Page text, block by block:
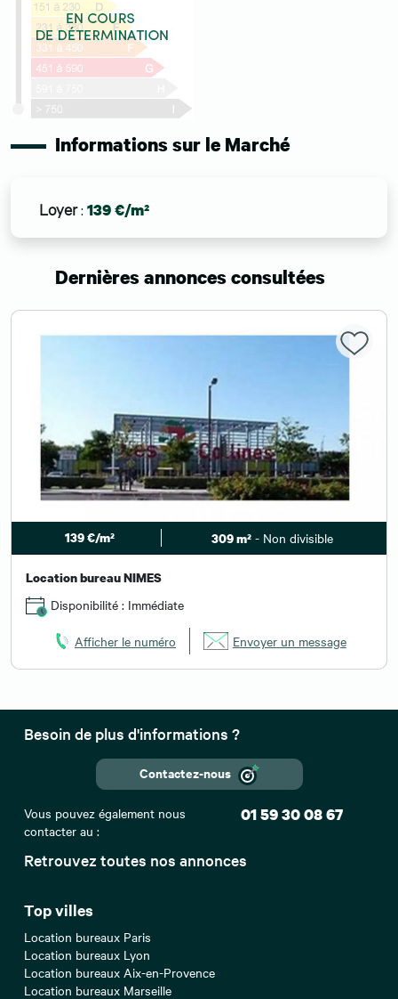
Informations sur le Marché
Loyer: 139 €/m²
Dernières annonces consultées
139 €/m² 309 m² - Non divisible
Location bureau NIMES
Disponibilité : Immédiate
Afficher le numéro Envoyer un message
Retrouvez toutes nos annonces
Top villes
Location bureaux Paris
Location bureaux Lyon
Location bureaux Aix-en-Provence
Location bureaux Marseille
Besoin de plus d'informations ?
Contactez-nous
Vous pouvez également nous
contacter au :
01 59 30 08 67